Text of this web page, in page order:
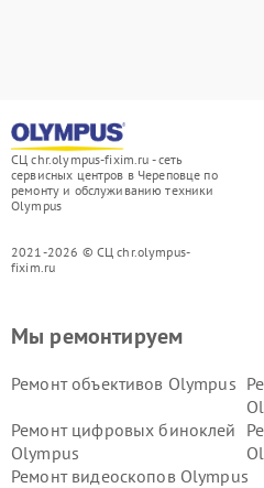
СЦ chr.olympus-fixim.ru - сеть
сервисных центров в Череповце по
ремонту и обслуживанию техники
Olympus
2021-2026 © СЦ chr.olympus-
fixim.ru
Мы ремонтируем
Ремонт объективов Olympus
Ремонт цифровых биноклей
Olympus
Ремонт видеоскопов Olympus